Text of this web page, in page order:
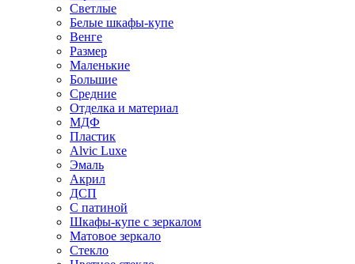
Светлые
Белые шкафы-купе
Венге
Размер
Маленькие
Большие
Средние
Отделка и материал
МДФ
Пластик
Alvic Luxe
Эмаль
Акрил
ДСП
С патиной
Шкафы-купе с зеркалом
Матовое зеркало
Стекло